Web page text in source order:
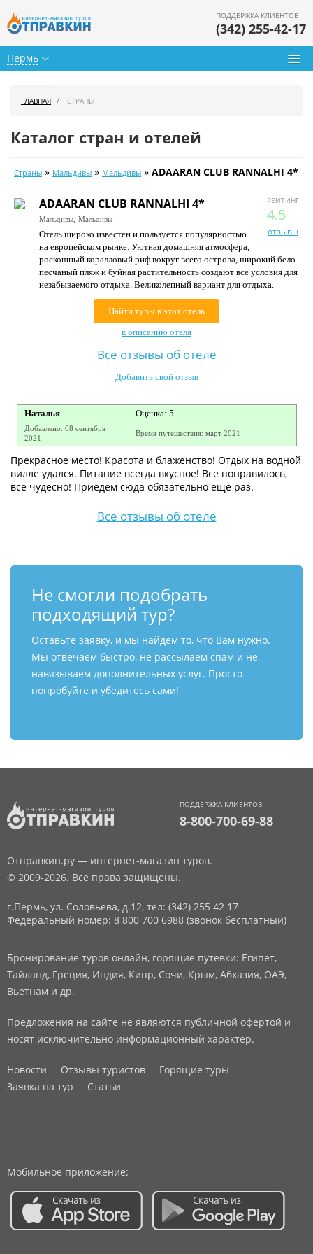
Пермь
ПОДДЕРЖКА КЛИЕНТОВ
(342) 255-42-17
Календарь туров
Цены дня
Страны
Как купить
ГЛАВНАЯ СТРАНЫ
Каталог стран и отелей
Страны » Мальдивы » Мальдивы » ADAARAN CLUB RANNALHI 4*
РЕЙТИНГ
4.5
отзывы
ADAARAN CLUB RANNALHI 4*
Мальдивы, Мальдивы
Отель широко известен и пользуется популярностью
на европейском рынке. Уютная домашняя атмосфера,
роскошный коралловый риф вокруг всего острова, широкий бело-
песчаный пляж и буйная растительность создают все условия для
незабываемого отдыха. Великолепный вариант для отдыха.
Найти туры в этот отель
к описанию отеля
Все отзывы об отеле
Добавить свой отзыв
Наталья Оценка: 5
Добавлено: 08 сентября
2021
Время путешествия: март 2021
Прекрасное место! Красота и блаженство! Отдых на водной
вилле удался. Питание всегда вкусное! Все понравилось,
все чудесно! Приедем сюда обязательно еще раз.
Все отзывы об отеле
Не смогли подобрать
подходящий тур?
Оставьте заявку, и мы найдем то, что Вам нужно.
Мы отвечаем быстро, не рассылаем спам и не
навязываем дополнительных услуг. Просто
попробуйте и убедитесь сами!
ПОДДЕРЖКА КЛИЕНТОВ
8-800-700-69-88
Отправкин.ру — интернет-магазин туров.
© 2009-2026. Все права защищены.
г.Пермь, ул. Соловьева, д.12, тел: (342) 255 42 17
Федеральный номер: 8 800 700 6988 (звонок бесплатный)
Бронирование туров онлайн, горящие путевки: Египет,
Тайланд, Греция, Индия, Кипр, Сочи, Крым, Абхазия, ОАЭ,
Вьетнам и др.
Предложения на сайте не являются публичной офертой и
носят исключительно информационный характер.
Новости Отзывы туристов
Горящие туры
Заявка на тур
Статьи
Мобильное приложение: